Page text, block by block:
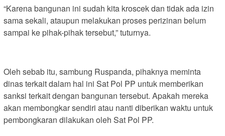
“Karena bangunan ini sudah kita kroscek dan tidak ada izin
sama sekali, ataupun melakukan proses perizinan belum
sampai ke pihak-pihak tersebut,” tuturnya.
Oleh sebab itu, sambung Ruspanda, pihaknya meminta
dinas terkait dalam hal ini Sat Pol PP untuk memberikan
sanksi terkait dengan bangunan tersebut. Apakah mereka
akan membongkar sendiri atau nanti diberikan waktu untuk
pembongkaran dilakukan oleh Sat Pol PP.